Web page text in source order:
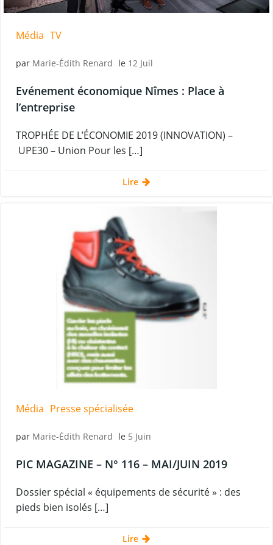
Média TV
par Marie-Édith Renard le 12 Juil
Evénement économique Nîmes : Place à
l’entreprise
TROPHÉE DE L’ÉCONOMIE 2019 (INNOVATION) –
UPE30 – Union Pour les […]
Lire
Média Presse spécialisée
par Marie-Édith Renard le 5 Juin
PIC MAGAZINE – N° 116 – MAI/JUIN 2019
Dossier spécial « équipements de sécurité » : des
pieds bien isolés […]
Lire